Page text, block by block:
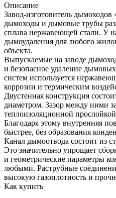
Описание
Завод-изготовитель дымоходов
дымоходы и дымовые трубы
сплава нержавеющей стали. У
дымоудаления для любого
объекта.
Выпускаемые на заводе
и безопасное удаление
систем используется
коррозии и термическим
Двустенная конструкция
диаметром. Зазор между ними
теплоизоляционной
Благодаря этому внутренняя
быстрее, без образования
Канал дымоотвода состоит из
Это значительно упрощает
и геометрические параметры
любыми. Раструбные
высокую газоплотность и
Как купить